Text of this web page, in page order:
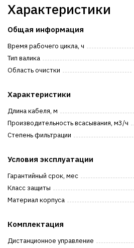
Характеристики
Общая информация
Время рабочего цикла, ч
Тип валика
Область очистки
Характеристики
Длина кабеля, м
Производительность всасывания, м3/ч
Степень фильтрации
Условия эксплуатации
Гарантийный срок, мес
Класс защиты
Материал корпуса
Комплектация
Дистанционное управление